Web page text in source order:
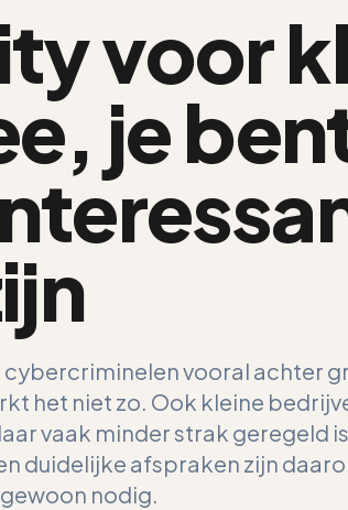
voor
je
vooral achter
het niet zo. Ook kleine
vaak minder strak geregeld
duidelijke afspraken zijn
nodig.